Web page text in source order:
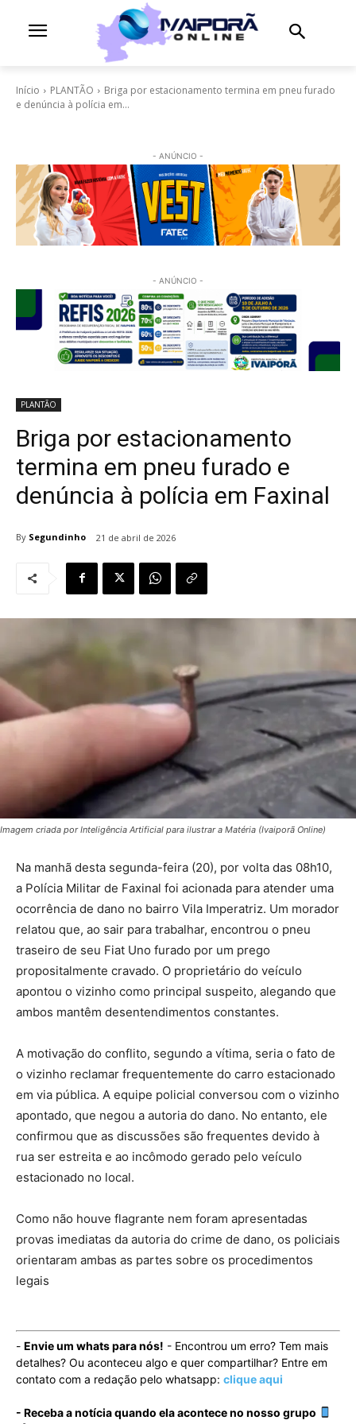
Início PLANTÃO
Briga por estacionamento termina em pneu furado
e denúncia à polícia em...
- ANÚNCIO -
- ANÚNCIO -
PLANTÃO
Briga por estacionamento
termina em pneu furado e
denúncia à polícia em Faxinal
By Segundinho 21 de abril de 2026
Imagem criada por Inteligência Artificial para ilustrar a Matéria (Ivaiporã Online)
Na manhã desta segunda-feira (20), por volta das 08h10,
a Polícia Militar de Faxinal foi acionada para atender uma
ocorrência de dano no bairro Vila Imperatriz. Um morador
relatou que, ao sair para trabalhar, encontrou o pneu
traseiro de seu Fiat Uno furado por um prego
propositalmente cravado. O proprietário do veículo
apontou o vizinho como principal suspeito, alegando que
ambos mantêm desentendimentos constantes.
A motivação do conflito, segundo a vítima, seria o fato de
o vizinho reclamar frequentemente do carro estacionado
em via pública. A equipe policial conversou com o vizinho
apontado, que negou a autoria do dano. No entanto, ele
confirmou que as discussões são frequentes devido à
rua ser estreita e ao incômodo gerado pelo veículo
estacionado no local.
Como não houve flagrante nem foram apresentadas
provas imediatas da autoria do crime de dano, os policiais
orientaram ambas as partes sobre os procedimentos
legais
- Envie um whats para nós! - Encontrou um erro? Tem mais
detalhes? Ou aconteceu algo e quer compartilhar? Entre em
contato com a redação pelo whatsapp: clique aqui
- Receba a notícia quando ela acontece no nosso grupo